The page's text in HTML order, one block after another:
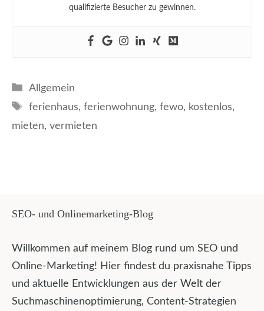
qualifizierte Besucher zu gewinnen.
Kategorien
Allgemein
Schlagwörter
ferienhaus, ferienwohnung, fewo, kostenlos,
mieten, vermieten
SEO- und Onlinemarketing-Blog
Willkommen auf meinem Blog rund um SEO und
Online-Marketing! Hier findest du praxisnahe Tipps
und aktuelle Entwicklungen aus der Welt der
Suchmaschinenoptimierung, Content-Strategien